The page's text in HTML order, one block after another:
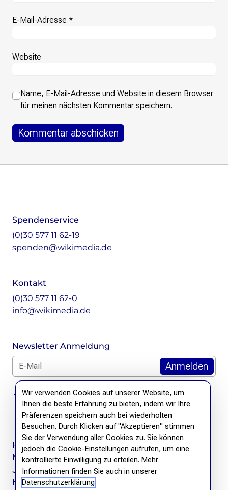
E-Mail-Adresse *
Website
Name, E-Mail-Adresse und Website in diesem Browser
für meinen nächsten Kommentar speichern.
Spendenservice
(0)30 577 11 62-19
spenden@wikimedia.de
Kontakt
(0)30 577 11 62-0
info@wikimedia.de
Newsletter Anmeldung
E-Mail für Newsletter *
DSGVO Hinweis
Häufige Fragen
Newsletter
Jobs
Kontakt
Wir verwenden Cookies auf unserer Website, um
Ihnen die beste Erfahrung zu bieten, indem wir Ihre
Präferenzen speichern auch bei wiederholten
Besuchen. Durch Klicken auf "Akzeptieren" stimmen
Sie der Verwendung aller Cookies zu. Sie können
jedoch die Cookie-Einstellungen aufrufen, um eine
kontrollierte Einwilligung zu erteilen. Mehr
Informationen finden Sie auch in unserer
Datenschutzerklärung